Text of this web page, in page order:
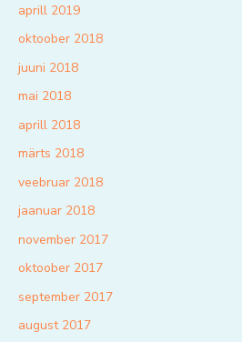
aprill 2019
oktoober 2018
juuni 2018
mai 2018
aprill 2018
märts 2018
veebruar 2018
jaanuar 2018
november 2017
oktoober 2017
september 2017
august 2017